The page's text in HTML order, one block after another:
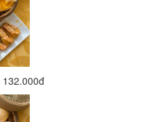
132.000đ